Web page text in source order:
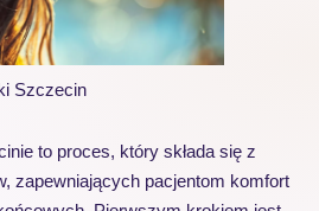
Szczecin
to proces, który składa się z
zapewniających pacjentom komfort